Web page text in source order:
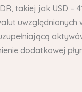
jak USD –
dodatkowej